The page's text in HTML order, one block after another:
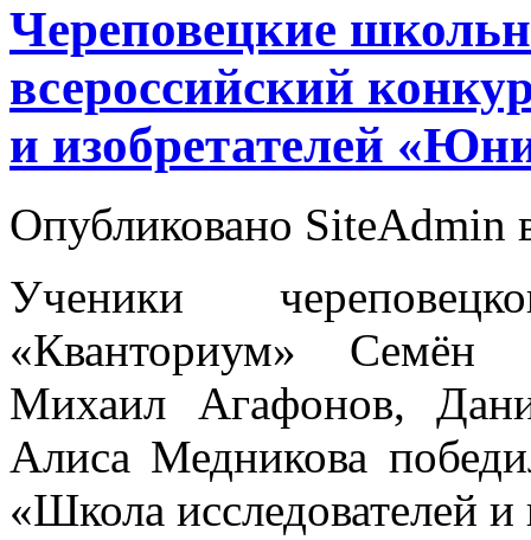
Череповецкие
всероссийский
и изобретателей
Опубликовано SiteAdmin
Ученики
«Кванториум»
Михаил Агафонов,
Алиса Медникова
«Школа исследователей